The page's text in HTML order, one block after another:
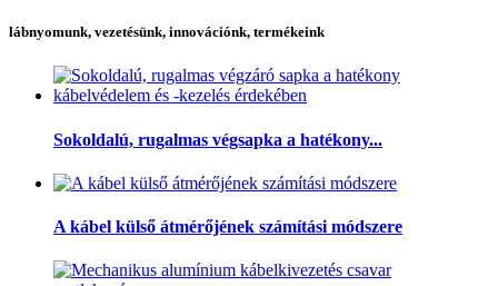
lábnyomunk, vezetésünk, innovációnk, termékeink
Sokoldalú, rugalmas végsapka a hatékony...
A kábel külső átmérőjének számítási módszere